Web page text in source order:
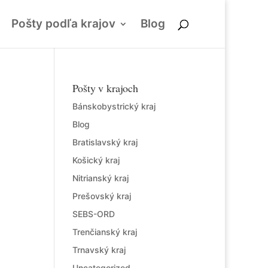
Pošty podľa krajov Blog
Pošty v krajoch
Bánskobystrický kraj
Blog
Bratislavský kraj
Košický kraj
Nitrianský kraj
Prešovský kraj
SEBS-ORD
Trenčianský kraj
Trnavský kraj